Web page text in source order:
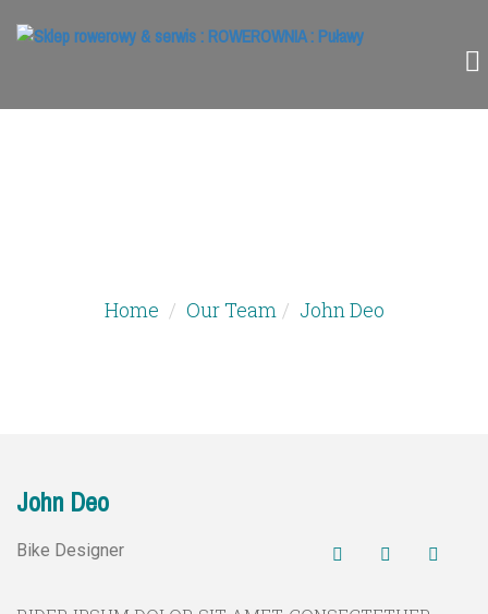
Home Our Team John Deo
John Deo
Bike Designer